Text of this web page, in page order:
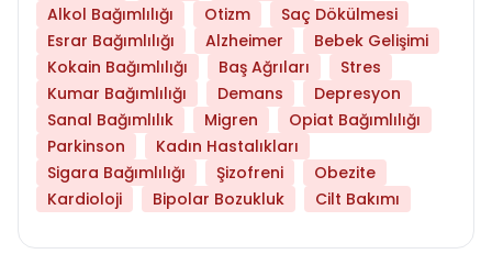
Alkol Bağımlılığı
Otizm
Saç Dökülmesi
Esrar Bağımlılığı
Alzheimer
Bebek Gelişimi
Kokain Bağımlılığı
Baş Ağrıları
Stres
Kumar Bağımlılığı
Demans
Depresyon
Sanal Bağımlılık
Migren
Opiat Bağımlılığı
Parkinson
Kadın Hastalıkları
Sigara Bağımlılığı
Şizofreni
Obezite
Kardioloji
Bipolar Bozukluk Cilt Bakımı